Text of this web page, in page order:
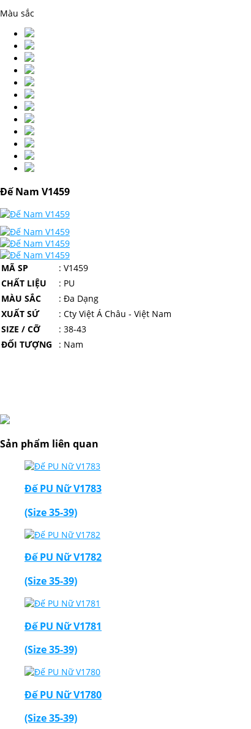
Màu sắc
Đế Nam V1459
MÃ SP
: V1459
CHẤT LIỆU
: PU
MÀU SẮC
: Đa Dạng
XUẤT SỨ
: Cty Việt Á Châu - Việt Nam
SIZE / CỠ
: 38-43
ĐỐI TƯỢNG
: Nam
Sản phẩm liên quan
Đế PU Nữ V1783
(Size 35-39)
Đế PU Nữ V1782
(Size 35-39)
Đế PU Nữ V1781
(Size 35-39)
Đế PU Nữ V1780
(Size 35-39)